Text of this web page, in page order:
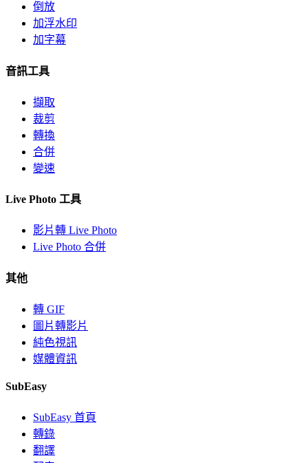
倒放
加浮水印
加字幕
音訊工具
擷取
裁剪
轉換
合併
變速
Live Photo 工具
影片轉 Live Photo
Live Photo 合併
其他
轉 GIF
圖片轉影片
純色視訊
媒體資訊
SubEasy
SubEasy 首頁
轉錄
翻譯